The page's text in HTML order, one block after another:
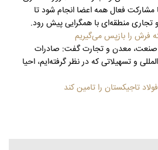
باید با مشارکت فعال همه اعضا انجام شود تا
منطقه‌ای با همگرایی پیش رود.
فرش را بازپس می‌گیریم
صنعت، معدن و تجارت گفت: صادرات
و تسهیلاتی که در نظر گرفته‌ایم، احیا
تاجیکستان را تامین کند